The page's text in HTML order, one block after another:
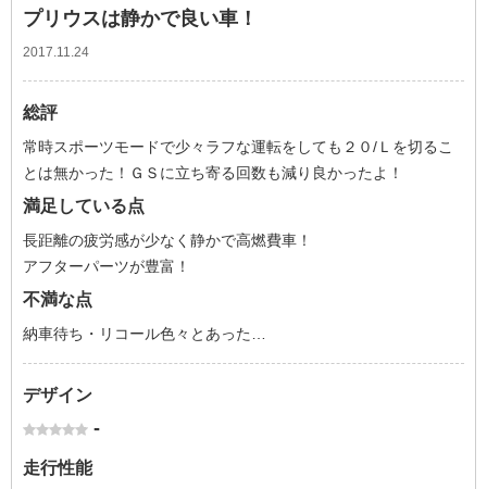
プリウスは静かで良い車！
2017.11.24
総評
常時スポーツモードで少々ラフな運転をしても２０/Ｌを切るこ
とは無かった！ＧＳに立ち寄る回数も減り良かったよ！
満足している点
長距離の疲労感が少なく静かで高燃費車！
アフターパーツが豊富！
不満な点
納車待ち・リコール色々とあった…
デザイン
-
走行性能